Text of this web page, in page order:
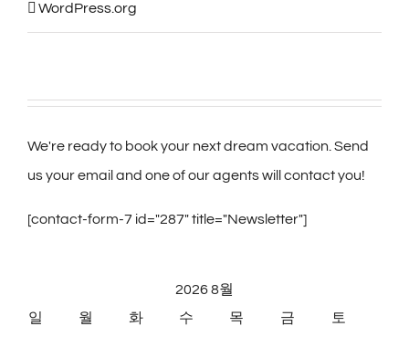
WordPress.org
We're ready to book your next dream vacation. Send
us your email and one of our agents will contact you!
[contact-form-7 id="287" title="Newsletter"]
2026 8월
일 월 화 수 목 금 토